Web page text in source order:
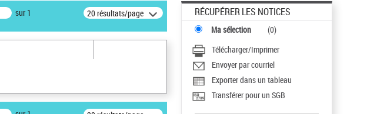
sur 1 20 résultats/page RÉCUPÉRER LES NOTICES
Ma sélection (0)
Télécharger/Imprimer
Envoyer par courriel
Exporter dans un tableau
Transférer pour un SGB